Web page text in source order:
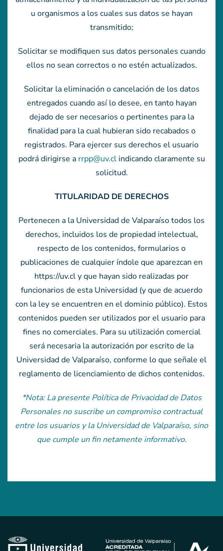
u organismos a los cuales sus datos se hayan
transmitido;
Solicitar se modifiquen sus datos personales cuando
ellos no sean correctos o no estén actualizados.
Solicitar la eliminación o cancelación de los datos
entregados cuando así lo desee, en tanto hayan
dejado de ser necesarios o pertinentes para la
finalidad para la cual hubieran sido recabados o
registrados. Para ejercer sus derechos el usuario
podrá dirigirse a rrpp@uv.clindicando claramente su
solicitud.
TITULARIDAD DE DERECHOS
Pertenecen a la Universidad de Valparaíso todos los
derechos, incluidos los de propiedad intelectual,
respecto de los contenidos, formularios o
publicaciones de cualquier índole que aparezcan en
https://uv.cl y que hayan sido realizadas por
funcionarios de esta Universidad (y que de acuerdo
con la ley se encuentren en el dominio público). Estos
contenidos pueden ser utilizados por el usuario para
fines no comerciales. Para su utilización comercial
será necesaria la autorización por escrito de la
Universidad de Valparaíso, conforme lo que señale el
reglamento de licenciamiento de dichos contenidos.
*Nota: La presente Política de Privacidad de Datos
Personales no suscribe un compromiso contractual
entre los usuarios y la Universidad de Valparaíso, sino
que cumple un fin netamente informativo.